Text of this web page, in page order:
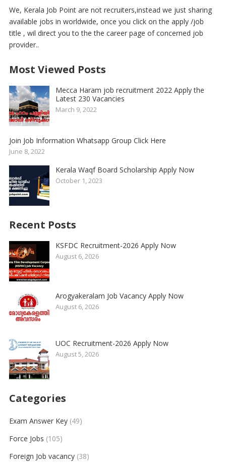
We, Kerala Job Point are not recruiters,instead we just sharing
available jobs in worldwide, once you click on the apply /job
title , wil direct you to the the career page of concerned job
provider..
Most Viewed Posts
Mecca Haram job recruitment 2022 Apply the
Latest 230 Vacancies
March 9, 2022
Join Job Information Whatsapp Group Click Here
June 8, 2022
Kerala Waqf Board Scholarship Apply Now
October 1, 2023
Recent Posts
KSFDC Recruitment-2026 Apply Now
August 6, 2026
Arogyakeralam Job Vacancy Apply Now
August 6, 2026
UOC Recruitment-2026 Apply Now
August 5, 2026
Categories
Exam Answer Key(49)
Force Jobs (105)
Foreign Job vacancy(38)